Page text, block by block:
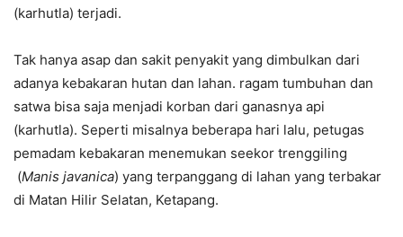
(karhutla) terjadi.
Tak hanya asap dan sakit penyakit yang dimbulkan dari
adanya kebakaran hutan dan lahan. ragam tumbuhan dan
satwa bisa saja menjadi korban dari ganasnya api
(karhutla). Seperti misalnya beberapa hari lalu, petugas
pemadam kebakaran menemukan seekor trenggiling
(Manis javanica) yang terpanggang di lahan yang terbakar
di Matan Hilir Selatan, Ketapang.